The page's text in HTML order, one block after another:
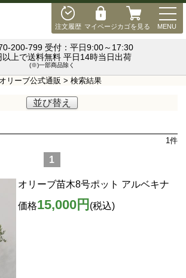
注文履歴 マイページカゴを見る MENU
200-799 受付：平日9:00～17:30
上で送料無料 平日14時当日出荷
(※)一部商品除く
リーブ公式通販 > 検索結果
並び替え
1件
1
オリーブ苗木8号ポット アルベキナ
価格15,000円 (税込)